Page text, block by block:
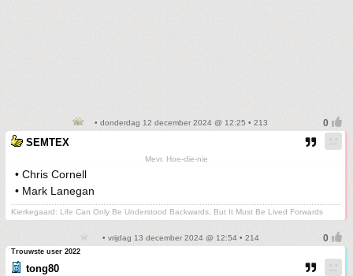
• donderdag 12 december 2024 @ 12:25 • 213
SEMTEX
Mevr. Hoe-die-nie
• Chris Cornell
• Mark Lanegan
Kierkegaard: Life Can Only Be Understood Backwards, But It Must Be Lived Forwards
• vrijdag 13 december 2024 @ 12:54 • 214
Trouwste user 2022
tong80